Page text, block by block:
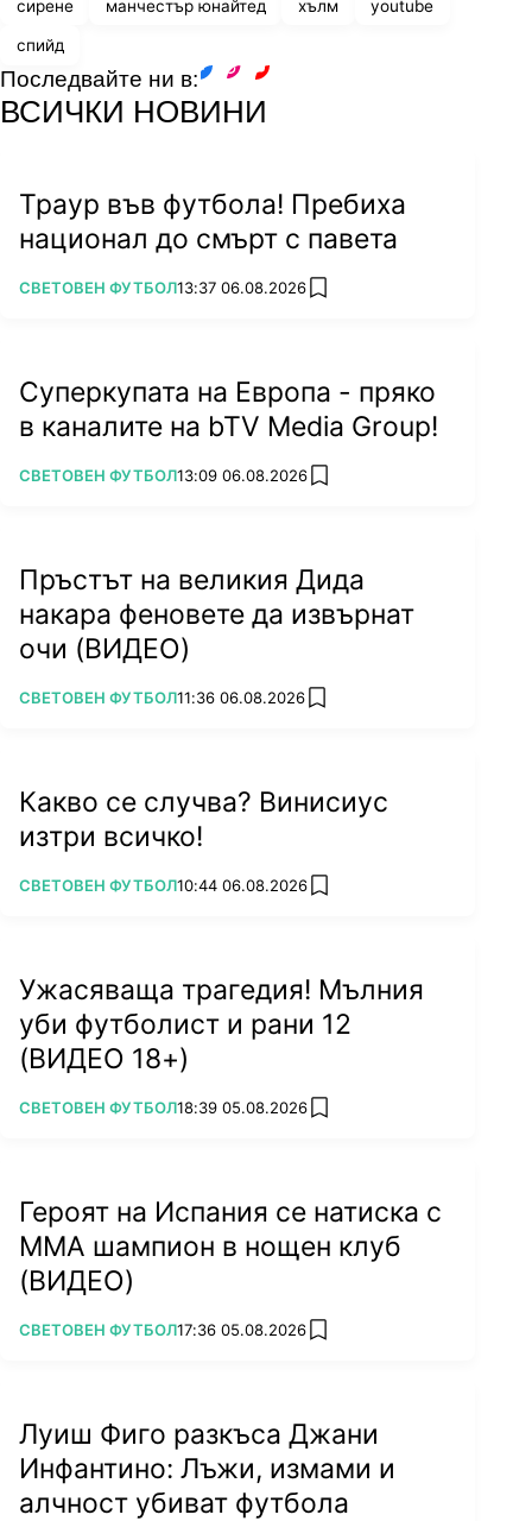
сирене манчестър юнайтед хълм youtube
спийд
Последвайте ни в:
ВСИЧКИ НОВИНИ
Траур във футбола! Пребиха
национал до смърт с павета
ПОВЕЧЕ ОТ
СВЕТОВЕН ФУТБОЛ13:37 06.08.2026 add favorites
Суперкупата на Европа - пряко
в каналите на bTV Media Group!
ПОВЕЧЕ ОТ
СВЕТОВЕН ФУТБОЛ13:09 06.08.2026 add favorites
Пръстът на великия Дида
накара феновете да извърнат
очи (ВИДЕО)
ПОВЕЧЕ ОТ
СВЕТОВЕН ФУТБОЛ11:36 06.08.2026 add favorites
Какво се случва? Винисиус
изтри всичко!
ПОВЕЧЕ ОТ
СВЕТОВЕН ФУТБОЛ10:44 06.08.2026 add favorites
Ужасяваща трагедия! Мълния
уби футболист и рани 12
(ВИДЕО 18+)
ПОВЕЧЕ ОТ
СВЕТОВЕН ФУТБОЛ18:39 05.08.2026 add favorites
Героят на Испания се натиска с
ММА шампион в нощен клуб
(ВИДЕО)
ПОВЕЧЕ ОТ
СВЕТОВЕН ФУТБОЛ17:36 05.08.2026 add favorites
Луиш Фиго разкъса Джани
Инфантино: Лъжи, измами и
алчност убиват футбола